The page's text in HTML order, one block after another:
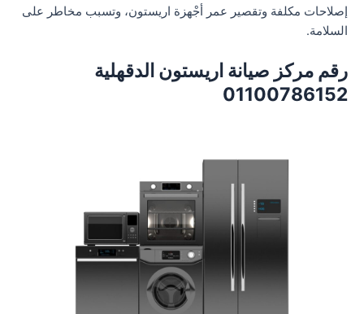
إصلاحات مكلفة وتقصير عمر أجْهزة اريستون، وتسبب مخاطر على
السلامة.
رقم مركز صيانة اريستون الدقهلية
01100786152